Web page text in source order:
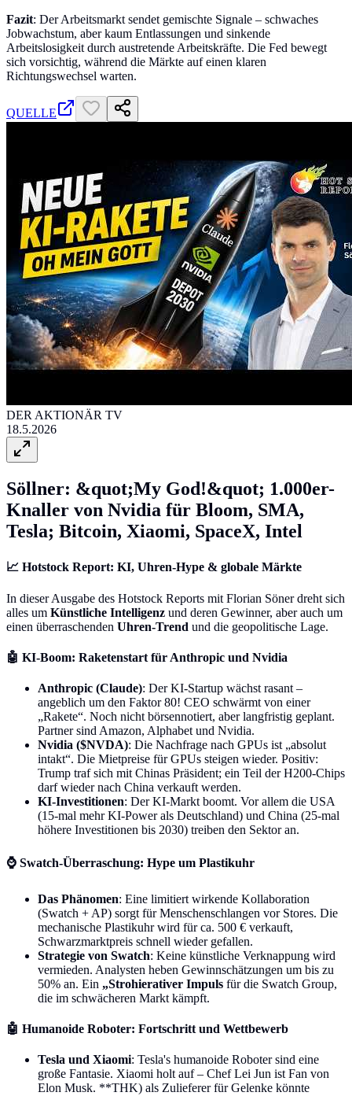
Fazit: Der Arbeitsmarkt sendet gemischte Signale – schwaches
Jobwachstum, aber kaum Entlassungen und sinkende
Arbeitslosigkeit durch austretende Arbeitskräfte. Die Fed bewegt
sich vorsichtig, während die Märkte auf einen klaren
Richtungswechsel warten.
QUELLE
DER AKTIONÄR TV
18.5.2026
Söllner: &quot;My God!&quot; 1.000er-
Knaller von Nvidia für Bloom, SMA,
Tesla; Bitcoin, Xiaomi, SpaceX, Intel
📈 Hotstock Report: KI, Uhren-Hype & globale Märkte
In dieser Ausgabe des Hotstock Reports mit Florian Söner dreht sich
alles um Künstliche Intelligenz und deren Gewinner, aber auch um
einen überraschenden Uhren-Trend und die geopolitische Lage.
🤖 KI-Boom: Raketenstart für Anthropic und Nvidia
Anthropic (Claude): Der KI-Startup wächst rasant –
angeblich um den Faktor 80! CEO schwärmt von einer
„Rakete“. Noch nicht börsennotiert, aber langfristig geplant.
Partner sind Amazon, Alphabet und Nvidia.
Nvidia ($NVDA): Die Nachfrage nach GPUs ist „absolut
intakt“. Die Mietpreise für GPUs steigen wieder. Positiv:
Trump traf sich mit Chinas Präsident; ein Teil der H200-Chips
darf wieder nach China verkauft werden.
KI-Investitionen: Der KI-Markt boomt. Vor allem die USA
(15-mal mehr KI-Power als Deutschland) und China (25-mal
höhere Investitionen bis 2030) treiben den Sektor an.
⌚ Swatch-Überraschung: Hype um Plastikuhr
Das Phänomen: Eine limitiert wirkende Kollaboration
(Swatch + AP) sorgt für Menschenschlangen vor Stores. Die
mechanische Plastikuhr wird für ca. 500 € verkauft,
Schwarzmarktpreis schnell wieder gefallen.
Strategie von Swatch: Keine künstliche Verknappung wird
vermieden. Analysten heben Gewinnschätzungen um bis zu
50% an. Ein „Strohierativer Impuls für die Swatch Group,
die im schwächeren Markt kämpft.
🤖 Humanoide Roboter: Fortschritt und Wettbewerb
Tesla und Xiaomi: Tesla's humanoide Roboter sind eine
große Fantasie. Xiaomi holt auf – Chef Lei Jun ist Fan von
Elon Musk. **THK) als Zulieferer für Gelenke könnte